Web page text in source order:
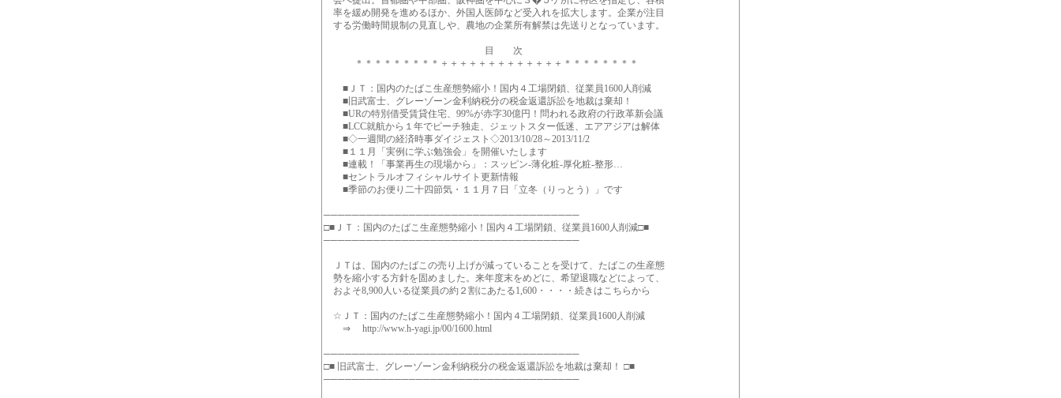
率を緩め開発を進めるほか、外国人医師など受入れを拡大します。企業が注目
する労働時間規制の見直しや、農地の企業所有解禁は先送りとなっています。
目 次
＊＊＊＊＊＊＊＊＊＋＋＋＋＋＋＋＋＋＋＋＋＋＊＊＊＊＊＊＊＊
■ＪＴ：国内のたばこ生産態勢縮小！国内４工場閉鎖、従業員1600人削減
■旧武富士、グレーゾーン金利納税分の税金返還訴訟を地裁は棄却！
■URの特別借受賃貸住宅、99%が赤字30億円！問われる政府の行政革新会議
■LCC就航から１年でピーチ独走、ジェットスター低迷、エアアジアは解体
■◇一週間の経済時事ダイジェスト◇2013/10/28～2013/11/2
■１１月「実例に学ぶ勉強会」を開催いたします
■連載！「事業再生の現場から」：スッピン‐薄化粧‐厚化粧‐整形…
■セントラルオフィシャルサイト更新情報
■季節のお便り二十四節気・１１月７日「立冬（りっとう）」です
────────────────────────────────────
□■ＪＴ：国内のたばこ生産態勢縮小！国内４工場閉鎖、従業員1600人削減□■
────────────────────────────────────
ＪＴは、国内のたばこの売り上げが減っていることを受けて、たばこの生産態
勢を縮小する方針を固めました。来年度末をめどに、希望退職などによって、
およそ8,900人いる従業員の約２割にあたる1,600・・・・続きはこちらから
☆ＪＴ：国内のたばこ生産態勢縮小！国内４工場閉鎖、従業員1600人削減
⇒ http://www.h-yagi.jp/00/1600.html
────────────────────────────────────
□■ 旧武富士、グレーゾーン金利納税分の税金返還訴訟を地裁は棄却！ □■
────────────────────────────────────